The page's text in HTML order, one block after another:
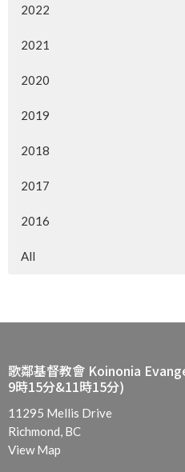
2022
2021
2020
2019
2018
2017
2016
All
歌鄰基督教會 Koinonia
9時15分&11時15分)
11295 Mellis Drive
Richmond, BC
View Map